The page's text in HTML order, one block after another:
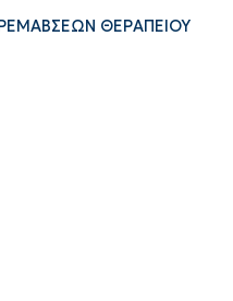
ΘΕΡΑΠΕIOY